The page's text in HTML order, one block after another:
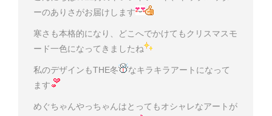
ーのありさがお届けします
寒さも本格的になり、どこへでかけてもクリスマスモ
ード一色になってきましたね
私のデザインもTHE冬
なキラキラアートになって
ます
めぐちゃんやっちゃんはとってもオシャレなアートが